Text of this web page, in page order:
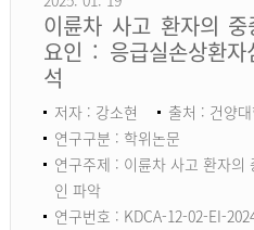
이륜차 사고 환자의
요인 : 응급실손상환
석
저자 : 강소현 출처 : 건양
연구구분 : 학위논문
연구주제 : 이륜차 사고 환자의
인 파악
연구번호 : KDCA-12-02-EI-